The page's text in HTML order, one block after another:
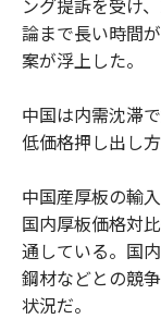
ング提訴を受け
論まで長い時間
案が浮上した。
中国は内需沈滞
低価格押し出し
中国産厚板の輸
国内厚板価格対
通している。国
鋼材などとの競
状況だ。